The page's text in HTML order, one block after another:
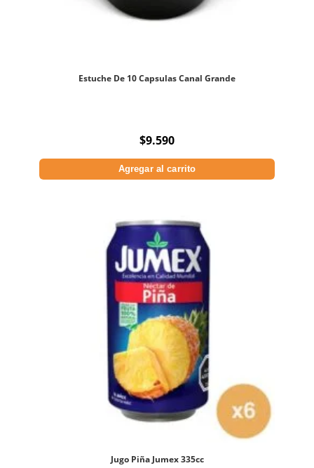
Estuche De 10 Capsulas Canal Grande
$9.590
Agregar al carrito
Jugo Piña Jumex 335cc